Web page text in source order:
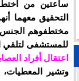
ساعتين من
التحقيق معهما
مختطفوهم الجنس
للمستشفى لتلقي
اعتقال أفراد
وتشير